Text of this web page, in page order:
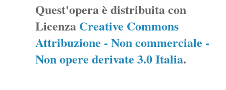
Quest'opera è distribuita con
Licenza Creative Commons
Attribuzione - Non commerciale -
Non opere derivate 3.0 Italia.